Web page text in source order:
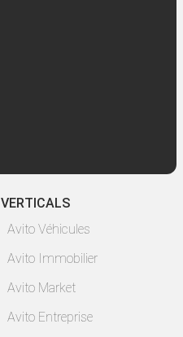
VERTICALS
Avito Véhicules
Avito Immobilier
Avito Market
Avito Entreprise